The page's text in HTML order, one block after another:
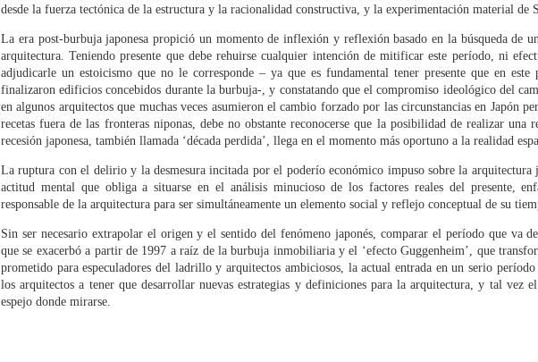
desde la fuerza tectónica de la estructura y la racionalidad constructiva, y la experimentación material de
La era post-burbuja japonesa propició un momento de inflexión y reflexión basado en la búsqueda de
arquitectura. Teniendo presente que debe rehuirse cualquier intención de mitificar este período, ni
adjudicarle un estoicismo que no le corresponde – ya que es fundamental tener presente que en este
finalizaron edificios concebidos durante la burbuja-, y constatando que el compromiso ideológico del
en algunos arquitectos que muchas veces asumieron el cambio forzado por las circunstancias en Japón
recetas fuera de las fronteras niponas, debe no obstante reconocerse que la posibilidad de realizar una
recesión japonesa, también llamada ‘década perdida’, llega en el momento más oportuno a la realidad
La ruptura con el delirio y la desmesura incitada por el poderío económico impuso sobre la arquitectura
actitud mental que obliga a situarse en el análisis minucioso de los factores reales del presente,
responsable de la arquitectura para ser simultáneamente un elemento social y reflejo conceptual de su
Sin ser necesario extrapolar el origen y el sentido del fenómeno japonés, comparar el período que va
que se exacerbó a partir de 1997 a raíz de la burbuja inmobiliaria y el ‘efecto Guggenheim’, que
prometido para especuladores del ladrillo y arquitectos ambiciosos, la actual entrada en un serio
los arquitectos a tener que desarrollar nuevas estrategias y definiciones para la arquitectura, y tal vez
espejo donde mirarse.
Fredy Massad
Solano Benítez es artífice de una arquitectura de ingenio, sumamente
preocupada por economizar recursos; de una forma de hacer arraigada
en el contexto y en la historia locales.
Lo que primeramente sorprende de manera grata es su cercanía en el
trato, que quiebra (tal vez de manera bien estudiada) con el estereotipo
de altivez y distancia hecho de soberbia, extravagancias y gestos
adustos al que tantos arquitectos se han adscrito.
NOV
13
BUT NOT THIS WAY!
Fredy Massad
This text was originally published in Spanish in ABC’s architecture blog
«La viga en el ojo»
Lisbon Architecture Triennale, Sept.12th – Dec. 15th 2013